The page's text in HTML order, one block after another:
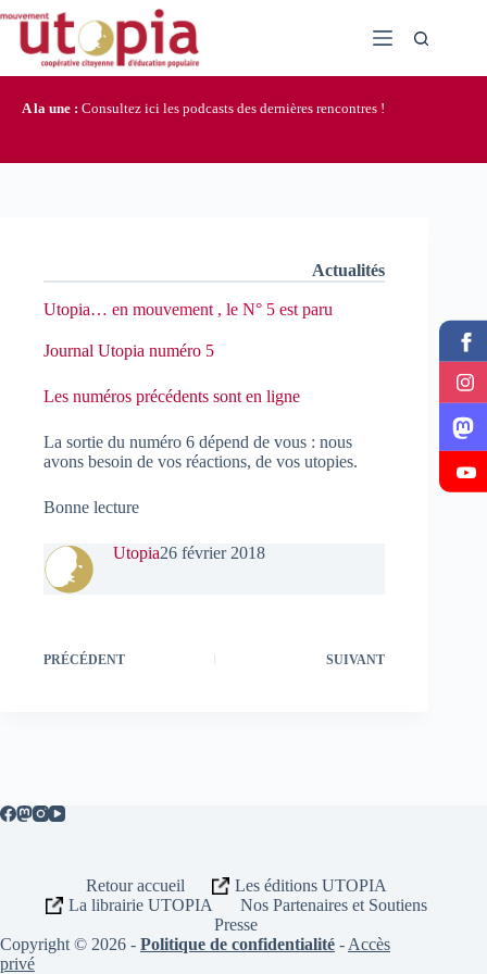
contenu
A la une : Consultez ici les podcasts des dernières rencontres !
Actualités
Utopia… en mouvement , le N° 5 est paru
Journal Utopia numéro 5
Les numéros précédents sont en ligne
La sortie du numéro 6 dépend de vous : nous
avons besoin de vos réactions, de vos utopies.
Bonne lecture
Utopia26 février 2018
PRÉCÉDENT SUIVANT
Retour accueil
Les éditions UTOPIA
La librairie UTOPIA
Nos Partenaires et Soutiens
Presse
Copyright © 2026 - Politique de confidentialité - Accès
privé